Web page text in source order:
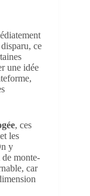
ce
une idée
, ces
les
y
de monte-
car